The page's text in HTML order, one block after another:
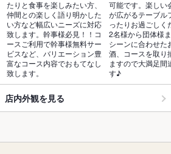
たりと食事を楽しみたい方、
仲間との楽しく語り明かした
い方など幅広いニーズに対応
致します。幹事様必見！！コ
ースご利用で幹事様無料サー
ビスなど、バリエーション豊
富なコース内容でおもてなし
致します。
可能です。楽しい
が広がるテーブル
ったりお過ごしく
2名様から団体様
シーンに合わせた
酒、コースを取り
ますので大満足間
す♪
店内外観を見る